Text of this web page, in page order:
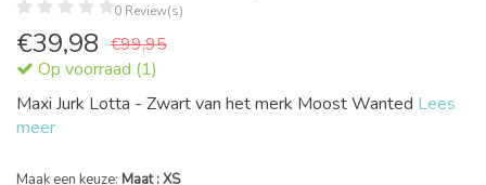
0 Review(s)
€39,98 €99,95
Op voorraad (1)
Maxi Jurk Lotta - Zwart van het merk Moost Wanted Lees
meer
Maak een keuze: Maat : XS